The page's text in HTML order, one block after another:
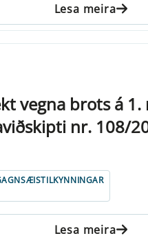
Lesa meira
vegna brots á 1.
nr. 108/
Lesa meira